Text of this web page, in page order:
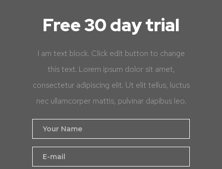
Free 30 day trial
I am text block. Click edit button to change
this text. Lorem ipsum dolor sit amet,
consectetur adipiscing elit. Ut elit tellus, luctus
nec ullamcorper mattis, pulvinar dapibus leo.